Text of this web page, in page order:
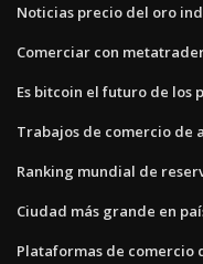
Noticias precio del oro
Comerciar con
Es bitcoin el futuro de los
Trabajos de comercio de
Ranking mundial de
Ciudad más grande en
Plataformas de comercio